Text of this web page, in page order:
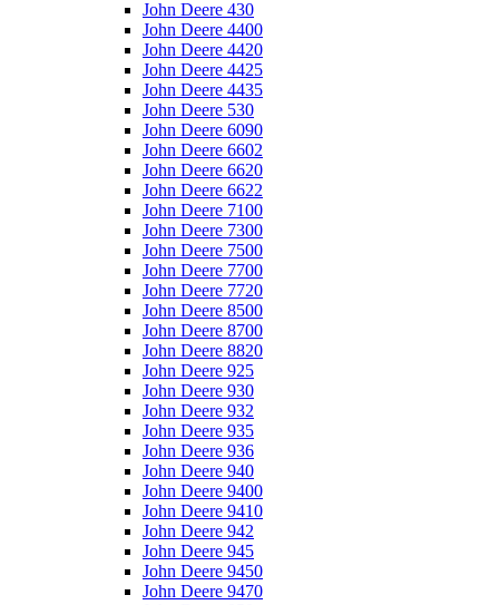
John Deere 430
John Deere 4400
John Deere 4420
John Deere 4425
John Deere 4435
John Deere 530
John Deere 6090
John Deere 6602
John Deere 6620
John Deere 6622
John Deere 7100
John Deere 7300
John Deere 7500
John Deere 7700
John Deere 7720
John Deere 8500
John Deere 8700
John Deere 8820
John Deere 925
John Deere 930
John Deere 932
John Deere 935
John Deere 936
John Deere 940
John Deere 9400
John Deere 9410
John Deere 942
John Deere 945
John Deere 9450
John Deere 9470